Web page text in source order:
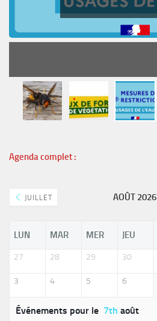
READ MORE
Agenda complet :
JUILLET AOÛT 2026
LUN MAR MER JEU
27 28 29 30
3 4 5 6
Événements pour le 7th août